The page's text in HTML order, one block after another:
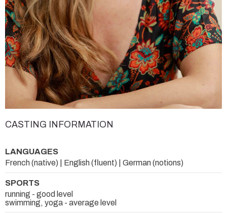
CASTING INFORMATION
LANGUAGES
French (native) | English (fluent) | German (notions)
SPORTS
running - good level
swimming, yoga - average level